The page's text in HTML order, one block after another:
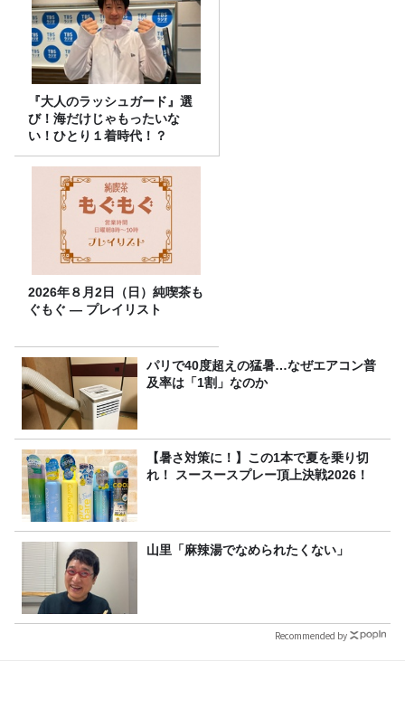
『大人のラッシュガード』選
び！海だけじゃもったいな
い！ひとり１着時代！？
2026年８月2日（日）純喫茶も
ぐもぐ ― プレイリスト
パリで40度超えの猛暑…なぜエアコン普
及率は「1割」なのか
【暑さ対策に！】この1本で夏を乗り切
れ！ スースースプレー頂上決戦2026！
山里「麻辣湯でなめられたくない」
Recommended by